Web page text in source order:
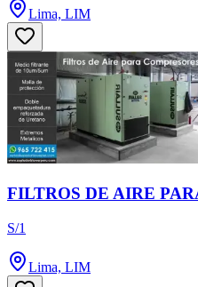
Lima, LIM
FILTROS DE AIRE
S/1
Lima, LIM